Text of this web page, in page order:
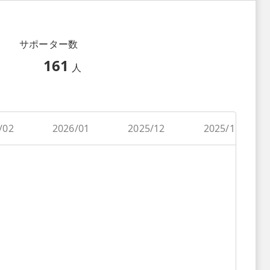
サポーター数
161 人
02 2026/01 2025/12 2025/11